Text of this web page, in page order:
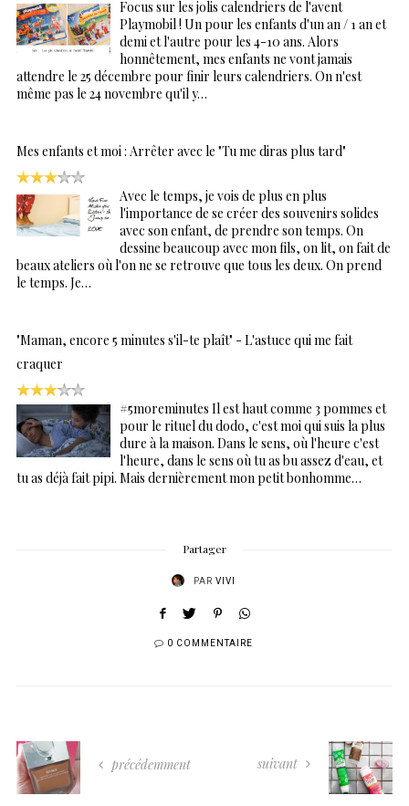
Focus sur les jolis calendriers de l'avent
Playmobil ! Un pour les enfants d'un an / 1 an et
demi et l'autre pour les 4-10 ans. Alors
honnêtement, mes enfants ne vont jamais
attendre le 25 décembre pour finir leurs calendriers. On n'est
même pas le 24 novembre qu'il y…
Mes enfants et moi : Arrêter avec le "Tu me diras plus tard"
Avec le temps, je vois de plus en plus
l'importance de se créer des souvenirs solides
avec son enfant, de prendre son temps. On
dessine beaucoup avec mon fils, on lit, on fait de
beaux ateliers où l'on ne se retrouve que tous les deux. On prend
le temps. Je…
"Maman, encore 5 minutes s'il-te plaît" - L'astuce qui me fait
craquer
#5moreminutes Il est haut comme 3 pommes et
pour le rituel du dodo, c'est moi qui suis la plus
dure à la maison. Dans le sens, où l'heure c'est
l'heure, dans le sens où tu as bu assez d'eau, et
tu as déjà fait pipi. Mais dernièrement mon petit bonhomme…
Partager
PAR VIVI
0 COMMENTAIRE
précédemment suivant